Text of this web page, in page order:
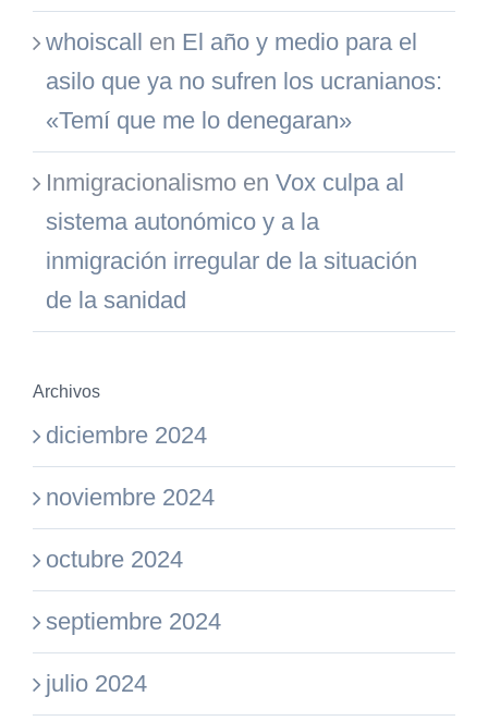
whoiscall en El año y medio para el
asilo que ya no sufren los ucranianos:
«Temí que me lo denegaran»
Inmigracionalismo en Vox culpa al
sistema autonómico y a la
inmigración irregular de la situación
de la sanidad
Archivos
diciembre 2024
noviembre 2024
octubre 2024
septiembre 2024
julio 2024